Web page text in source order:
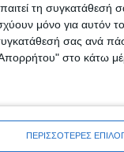
τη συγκατάθεσή
μόνο για αυτόν
σας ανά
στο κάτω
ΠΕΡΙΣΣΟΤΕΡΕΣ
κυριότερη αιτία
υποστήριξη
σχέση μεταξύ
είναι μόνοι, ενώ
απομόνωση, που
τη νιώθει ακόμα κι
σε όλο τον κόσμο